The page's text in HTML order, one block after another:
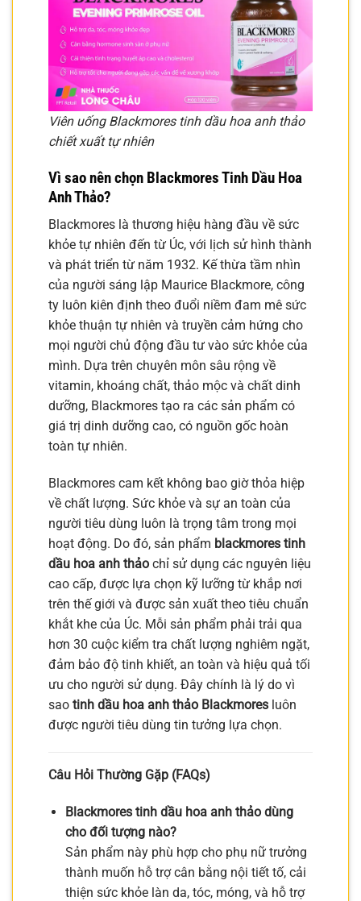
Viên uống Blackmores tinh dầu hoa anh thảo
chiết xuất tự nhiên
Vì sao nên chọn Blackmores Tinh Dầu Hoa
Anh Thảo?
Blackmores là thương hiệu hàng đầu về sức
khỏe tự nhiên đến từ Úc, với lịch sử hình thành
và phát triển từ năm 1932. Kế thừa tầm nhìn
của người sáng lập Maurice Blackmore, công
ty luôn kiên định theo đuổi niềm đam mê sức
khỏe thuận tự nhiên và truyền cảm hứng cho
mọi người chủ động đầu tư vào sức khỏe của
mình. Dựa trên chuyên môn sâu rộng về
vitamin, khoáng chất, thảo mộc và chất dinh
dưỡng, Blackmores tạo ra các sản phẩm có
giá trị dinh dưỡng cao, có nguồn gốc hoàn
toàn tự nhiên.
Blackmores cam kết không bao giờ thỏa hiệp
về chất lượng. Sức khỏe và sự an toàn của
người tiêu dùng luôn là trọng tâm trong mọi
hoạt động. Do đó, sản phẩm blackmores tinh
dầu hoa anh thảo chỉ sử dụng các nguyên liệu
cao cấp, được lựa chọn kỹ lưỡng từ khắp nơi
trên thế giới và được sản xuất theo tiêu chuẩn
khắt khe của Úc. Mỗi sản phẩm phải trải qua
hơn 30 cuộc kiểm tra chất lượng nghiêm ngặt,
đảm bảo độ tinh khiết, an toàn và hiệu quả tối
ưu cho người sử dụng. Đây chính là lý do vì
sao tinh dầu hoa anh thảo Blackmores luôn
được người tiêu dùng tin tưởng lựa chọn.
Câu Hỏi Thường Gặp (FAQs)
Blackmores tinh dầu hoa anh thảo dùng
cho đối tượng nào?
Sản phẩm này phù hợp cho phụ nữ trưởng
thành muốn hỗ trợ cân bằng nội tiết tố, cải
thiện sức khỏe làn da, tóc, móng, và hỗ trợ